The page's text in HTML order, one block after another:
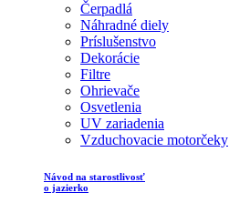
Čerpadlá
Náhradné diely
Príslušenstvo
Dekorácie
Filtre
Ohrievače
Osvetlenia
UV zariadenia
Vzduchovacie motorčeky
Návod na starostlivosť
o jazierko